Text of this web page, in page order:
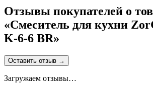
Отзывы покупателей о
«Смеситель для кухни
K-6-6 BR»
Оставить отзыв →
Загружаем отзывы…